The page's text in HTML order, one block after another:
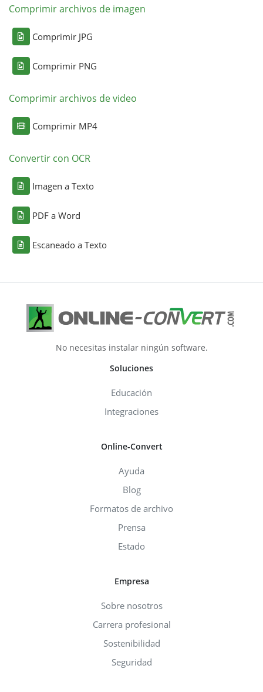
Comprimir archivos de imagen
Comprimir JPG
Comprimir PNG
Comprimir archivos de video
Comprimir MP4
Convertir con OCR
Imagen a Texto
PDF a Word
Escaneado a Texto
No necesitas instalar ningún software.
Soluciones
Educación
Integraciones
Online-Convert
Ayuda
Blog
Formatos de archivo
Prensa
Estado
Empresa
Sobre nosotros
Carrera profesional
Sostenibilidad
Seguridad